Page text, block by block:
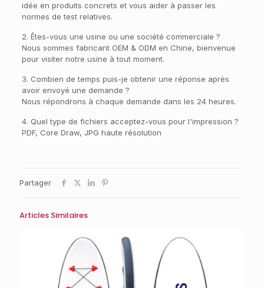
idée en produits concrets et vous aider à passer les
normes de test relatives.
2. Êtes-vous une usine ou une société commerciale ?
Nous sommes fabricant OEM & ODM en Chine, bienvenue
pour visiter notre usine à tout moment.
3. Combien de temps puis-je obtenir une réponse après
avoir envoyé une demande ?
Nous répondrons à chaque demande dans les 24 heures.
4. Quel type de fichiers acceptez-vous pour l'impression ?
PDF, Core Draw, JPG haute résolution
Partager
Articles Similaires